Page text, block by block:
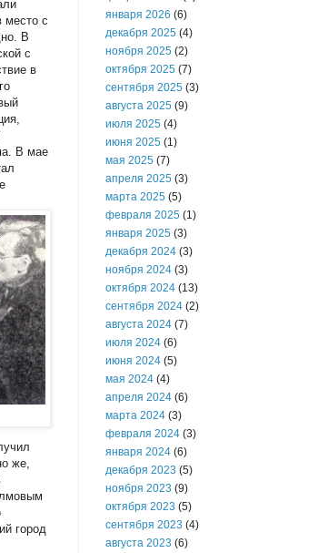
место с
В
с
в
В мае
же,
город
января 2026 (6)
декабря 2025 (4)
ноября 2025 (2)
октября 2025 (7)
сентября 2025 (3)
августа 2025 (9)
июля 2025 (4)
июня 2025 (1)
мая 2025 (7)
апреля 2025 (3)
марта 2025 (5)
февраля 2025 (1)
января 2025 (3)
декабря 2024 (3)
ноября 2024 (3)
октября 2024 (13)
сентября 2024 (2)
августа 2024 (7)
июля 2024 (6)
июня 2024 (5)
мая 2024 (4)
апреля 2024 (6)
марта 2024 (3)
февраля 2024 (3)
января 2024 (6)
декабря 2023 (5)
ноября 2023 (9)
октября 2023 (5)
сентября 2023 (4)
августа 2023 (6)